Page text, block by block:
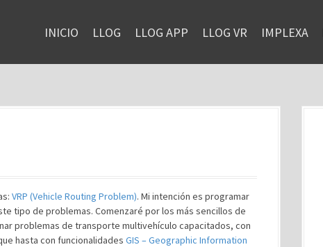
INICIO LLOG LLOG APP LLOG VR IMPLEXA
VRP (Vehicle Routing Problem). Mi intención es programar
tipo de problemas. Comenzaré por los más sencillos de
problemas de transporte multivehículo capacitados, con
hasta con funcionalidades GIS – Geographic Information